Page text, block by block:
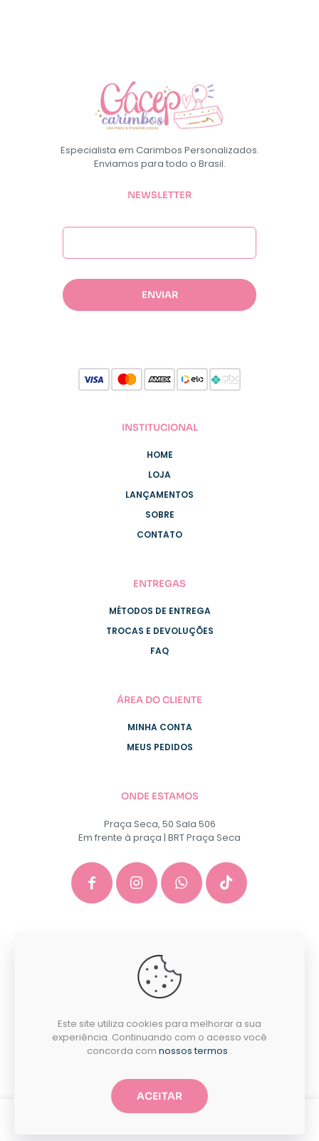
Especialista em Carimbos Personalizados.
Enviamos para todo o Brasil.
NEWSLETTER
INSTITUCIONAL
HOME
LOJA
LANÇAMENTOS
SOBRE
CONTATO
ENTREGAS
MÉTODOS DE ENTREGA
TROCAS E DEVOLUÇÕES
FAQ
ÁREA DO CLIENTE
MINHA CONTA
MEUS PEDIDOS
ONDE ESTAMOS
Praça Seca, 50 Sala 506
Em frente à praça | BRT Praça Seca
GACEP SERVICOS E COMERCIO DE INFORMATICA E
PAPELARIA EIRELI - CNPJ: 35.581.130/0001-40
Este site utiliza cookies para melhorar a sua
experiência. Continuando com o acesso você
concorda com nossos termos .
ACEITAR